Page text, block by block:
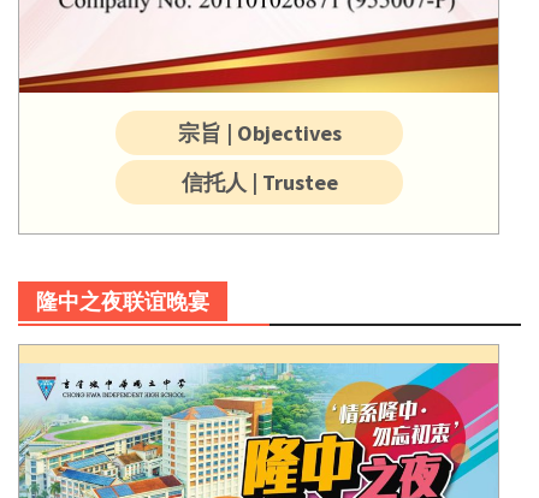
宗旨 | Objectives
信托人 | Trustee
隆中之夜联谊晚宴